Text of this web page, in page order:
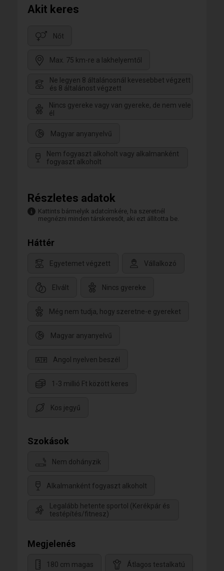
Akit keres
Nőt
Max. 75 km-re a lakhelyemtől
Ne legyen 8 általánosnál kevesebbet végzett
és 8 általánost végzett
Nincs gyereke vagy van gyereke, de nem vele
él
Magyar anyanyelvű
Nem fogyaszt alkoholt vagy alkalmanként
fogyaszt alkoholt
Részletes adatok
Kattints bármelyik adatcímkére, ha szeretnél
megnézni minden társkeresőt, aki ezt állította be.
Háttér
Egyetemet végzett Vállalkozó
Elvált Nincs gyereke
Még nem tudja, hogy szeretne-e gyereket
Magyar anyanyelvű
Angol nyelven beszél
1-3 millió Ft között keres
Kos jegyű
Szokások
Nem dohányzik
Alkalmanként fogyaszt alkoholt
Legalább hetente sportol (Kerékpár és
testépítés/fitnesz)
Megjelenés
180 cm magas Átlagos testalkatú